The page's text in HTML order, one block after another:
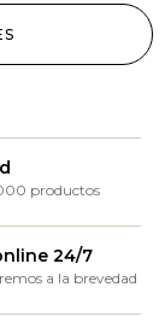
productos
24/7
a la brevedad